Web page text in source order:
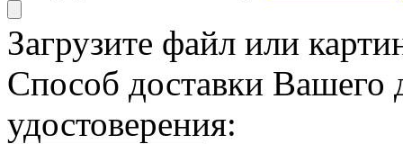
Загрузите файл или
Способ доставки Вашего
удостоверения: